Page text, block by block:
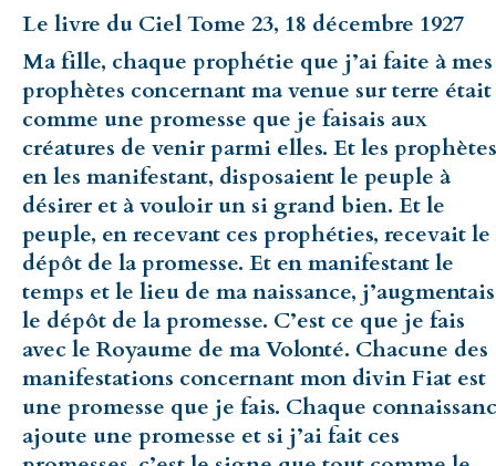
Le livre du Ciel Tome 23, 18 décembre 1927
Ma fille, chaque prophétie que j’ai faite à mes
prophètes concernant ma venue sur terre était
comme une promesse que je faisais aux
créatures de venir parmi elles. Et les
en les manifestant, disposaient le peuple à
désirer et à vouloir un si grand bien. Et le
peuple, en recevant ces prophéties, recevait le
dépôt de la promesse. Et en manifestant le
temps et le lieu de ma naissance, j’augmentais
le dépôt de la promesse. C’est ce que je fais
avec le Royaume de ma Volonté. Chacune des
manifestations concernant mon divin Fiat est
une promesse que je fais. Chaque
ajoute une promesse et si j’ai fait ces